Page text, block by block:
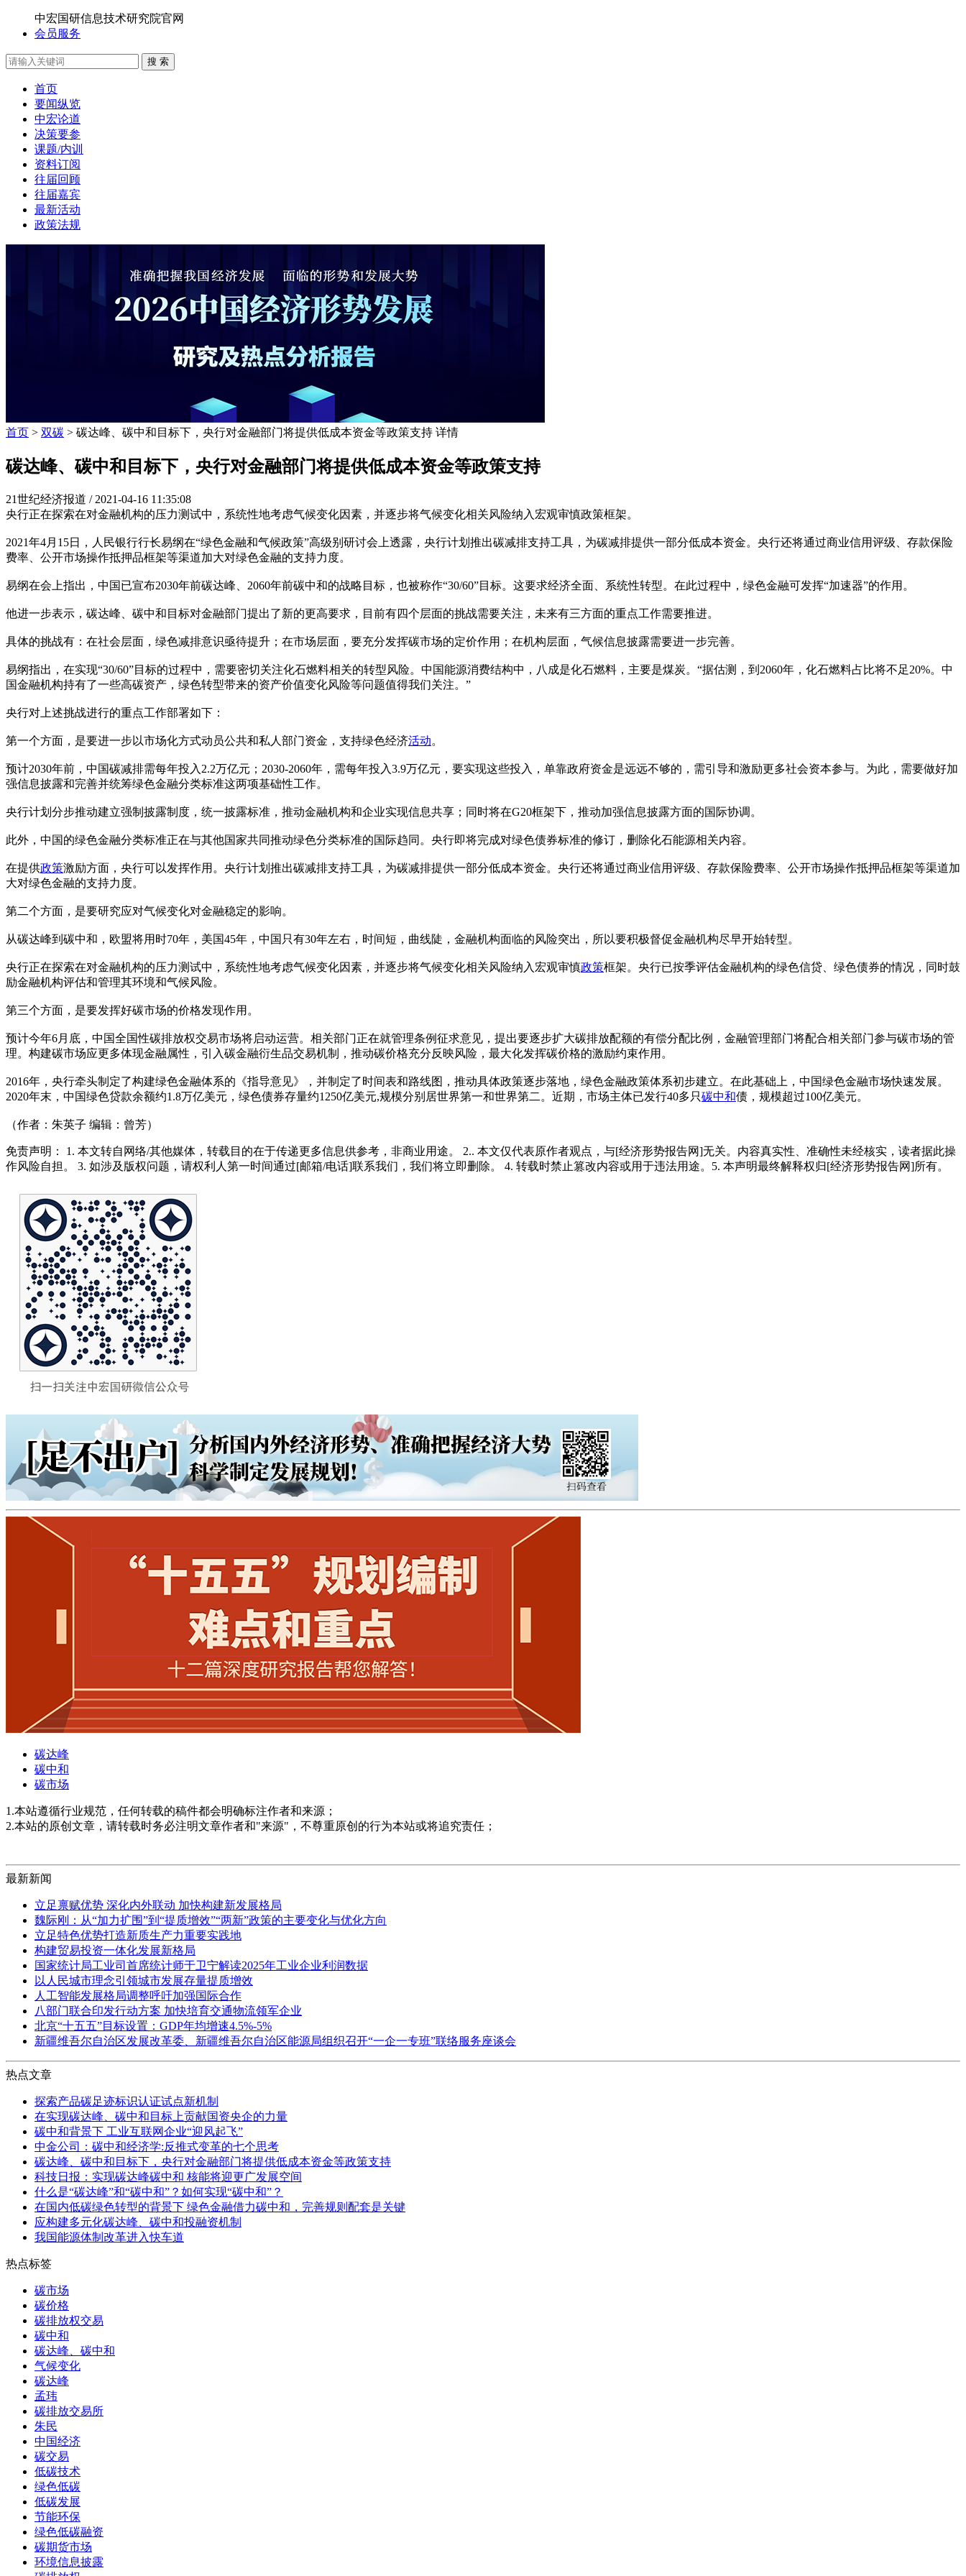
中宏国研信息技术研究院官网
会员服务
搜 索
首页
要闻纵览
中宏论道
决策要参
课题/内训
资料订阅
往届回顾
往届嘉宾
最新活动
政策法规
首页 > 双碳 > 碳达峰、碳中和目标下，央行对金融部门将提供低成本资金等政策支持 详情
碳达峰、碳中和目标下，央行对金融部门将提供低成本资金等政策支持
21世纪经济报道 / 2021-04-16 11:35:08
央行正在探索在对金融机构的压力测试中，系统性地考虑气候变化因素，并逐步将气候变化相关风险纳入宏观审慎政策框架。
2021年4月15日，人民银行行长易纲在“绿色金融和气候政策”高级别研讨会上透露，央行计划推出碳减排支持工具，为碳减排提供一部分低成本资金。央行还将通过商业信用评级、存款保险
费率、公开市场操作抵押品框架等渠道加大对绿色金融的支持力度。
易纲在会上指出，中国已宣布2030年前碳达峰、2060年前碳中和的战略目标，也被称作“30/60”目标。这要求经济全面、系统性转型。在此过程中，绿色金融可发挥“加速器”的作用。
他进一步表示，碳达峰、碳中和目标对金融部门提出了新的更高要求，目前有四个层面的挑战需要关注，未来有三方面的重点工作需要推进。
具体的挑战有：在社会层面，绿色减排意识亟待提升；在市场层面，要充分发挥碳市场的定价作用；在机构层面，气候信息披露需要进一步完善。
易纲指出，在实现“30/60”目标的过程中，需要密切关注化石燃料相关的转型风险。中国能源消费结构中，八成是化石燃料，主要是煤炭。“据估测，到2060年，化石燃料占比将不足20%。中
国金融机构持有了一些高碳资产，绿色转型带来的资产价值变化风险等问题值得我们关注。”
央行对上述挑战进行的重点工作部署如下：
第一个方面，是要进一步以市场化方式动员公共和私人部门资金，支持绿色经济活动。
预计2030年前，中国碳减排需每年投入2.2万亿元；2030-2060年，需每年投入3.9万亿元，要实现这些投入，单靠政府资金是远远不够的，需引导和激励更多社会资本参与。为此，需要做好加
强信息披露和完善并统筹绿色金融分类标准这两项基础性工作。
央行计划分步推动建立强制披露制度，统一披露标准，推动金融机构和企业实现信息共享；同时将在G20框架下，推动加强信息披露方面的国际协调。
此外，中国的绿色金融分类标准正在与其他国家共同推动绿色分类标准的国际趋同。央行即将完成对绿色债券标准的修订，删除化石能源相关内容。
在提供政策激励方面，央行可以发挥作用。央行计划推出碳减排支持工具，为碳减排提供一部分低成本资金。央行还将通过商业信用评级、存款保险费率、公开市场操作抵押品框架等渠道加
大对绿色金融的支持力度。
第二个方面，是要研究应对气候变化对金融稳定的影响。
从碳达峰到碳中和，欧盟将用时70年，美国45年，中国只有30年左右，时间短，曲线陡，金融机构面临的风险突出，所以要积极督促金融机构尽早开始转型。
央行正在探索在对金融机构的压力测试中，系统性地考虑气候变化因素，并逐步将气候变化相关风险纳入宏观审慎政策框架。央行已按季评估金融机构的绿色信贷、绿色债券的情况，同时鼓
励金融机构评估和管理其环境和气候风险。
第三个方面，是要发挥好碳市场的价格发现作用。
预计今年6月底，中国全国性碳排放权交易市场将启动运营。相关部门正在就管理条例征求意见，提出要逐步扩大碳排放配额的有偿分配比例，金融管理部门将配合相关部门参与碳市场的管
理。构建碳市场应更多体现金融属性，引入碳金融衍生品交易机制，推动碳价格充分反映风险，最大化发挥碳价格的激励约束作用。
2016年，央行牵头制定了构建绿色金融体系的《指导意见》，并制定了时间表和路线图，推动具体政策逐步落地，绿色金融政策体系初步建立。在此基础上，中国绿色金融市场快速发展。
2020年末，中国绿色贷款余额约1.8万亿美元，绿色债券存量约1250亿美元,规模分别居世界第一和世界第二。近期，市场主体已发行40多只碳中和债，规模超过100亿美元。
（作者：朱英子 编辑：曾芳）
免责声明： 1. 本文转自网络/其他媒体，转载目的在于传递更多信息供参考，非商业用途。 2.. 本文仅代表原作者观点，与[经济形势报告网]无关。内容真实性、准确性未经核实，读者据此操
作风险自担。 3. 如涉及版权问题，请权利人第一时间通过[邮箱/电话]联系我们，我们将立即删除。 4. 转载时禁止篡改内容或用于违法用途。5. 本声明最终解释权归[经济形势报告网]所有。
碳达峰
碳中和
碳市场
1.本站遵循行业规范，任何转载的稿件都会明确标注作者和来源；
2.本站的原创文章，请转载时务必注明文章作者和"来源"，不尊重原创的行为本站或将追究责任；
最新新闻
立足禀赋优势 深化内外联动 加快构建新发展格局
魏际刚：从“加力扩围”到“提质增效”“两新”政策的主要变化与优化方向
立足特色优势打造新质生产力重要实践地
构建贸易投资一体化发展新格局
国家统计局工业司首席统计师于卫宁解读2025年工业企业利润数据
以人民城市理念引领城市发展存量提质增效
人工智能发展格局调整呼吁加强国际合作
八部门联合印发行动方案 加快培育交通物流领军企业
北京“十五五”目标设置：GDP年均增速4.5%-5%
新疆维吾尔自治区发展改革委、新疆维吾尔自治区能源局组织召开“一企一专班”联络服务座谈会
热点文章
探索产品碳足迹标识认证试点新机制
在实现碳达峰、碳中和目标上贡献国资央企的力量
碳中和背景下 工业互联网企业“迎风起飞”
中金公司：碳中和经济学:反推式变革的七个思考
碳达峰、碳中和目标下，央行对金融部门将提供低成本资金等政策支持
科技日报：实现碳达峰碳中和 核能将迎更广发展空间
什么是“碳达峰”和“碳中和”？如何实现“碳中和”？
在国内低碳绿色转型的背景下 绿色金融借力碳中和，完善规则配套是关键
应构建多元化碳达峰、碳中和投融资机制
我国能源体制改革进入快车道
热点标签
碳市场
碳价格
碳排放权交易
碳中和
碳达峰、碳中和
气候变化
碳达峰
孟玮
碳排放交易所
朱民
中国经济
碳交易
低碳技术
绿色低碳
低碳发展
节能环保
绿色低碳融资
碳期货市场
环境信息披露